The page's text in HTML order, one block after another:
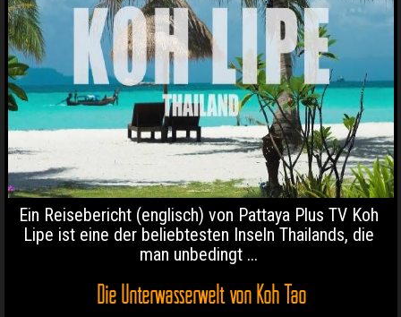
Ein Reisebericht (englisch) von Pattaya Plus TV Koh
Lipe ist eine der beliebtesten Inseln Thailands, die
man unbedingt ...
Die Unterwasserwelt von Koh Tao